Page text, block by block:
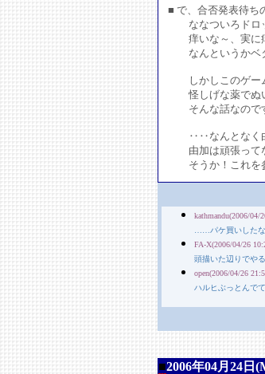
■ で、合否発表待ち
ななついろドロ
痒いな～、実に痒
なんというかベタ
しかしこのゲーム
怪しげな薬でぬい
そんな話なので
‥‥なんとなく由
由加は頑張って
そうか！これを
kathmandu(2006/04/
……パケ買いした
FA-X(2006/04/26
頭描いた辺りでや
open(2006/04/26
ハルヒぶっとんで
■2006年04月24日